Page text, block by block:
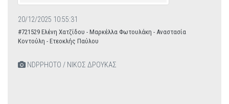
20/12/2025 10:55:31
#721529 Ελένη Χατζίδου - Μαρκέλλα Φωτουλάκη - Αναστασία
Κοντούλη - Ετεοκλής Παύλου
NDPPHOTO / ΝΙΚΟΣ ΔΡΟΥΚΑΣ